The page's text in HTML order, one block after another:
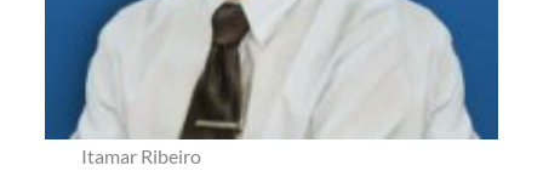
Itamar Ribeiro